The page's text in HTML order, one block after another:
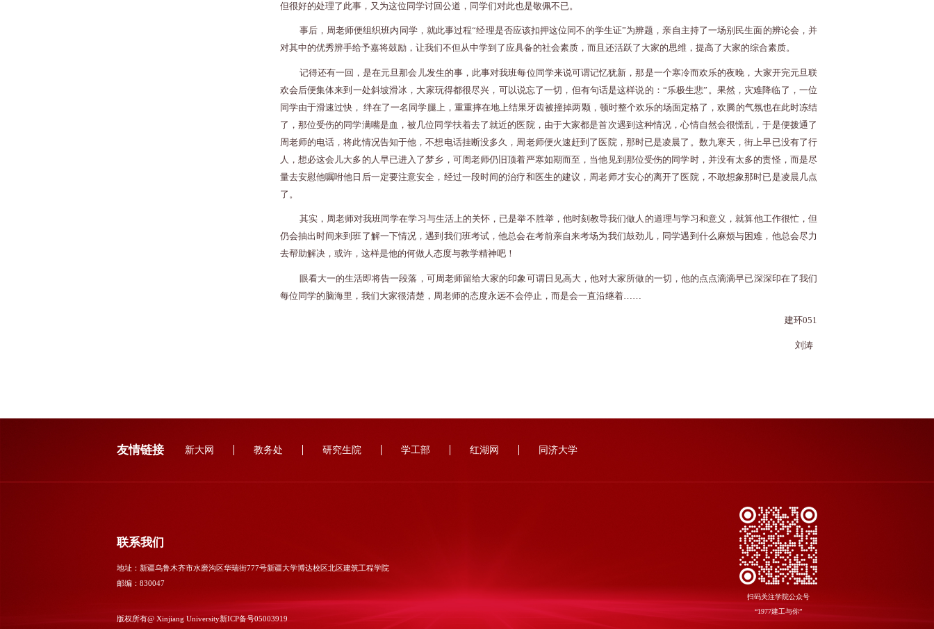
但很好的处理了此事，又为这位同学讨回公道，同学们对此也是敬佩不已。
事后，周老师便组织班内同学，就此事过程“经理是否应该扣押这位同不的学生证”为辨题，亲自主持了一场别民生面的辨论会，并
对其中的优秀辨手给予嘉将鼓励，让我们不但从中学到了应具备的社会素质，而且还活跃了大家的思维，提高了大家的综合素质。
记得还有一回，是在元旦那会儿发生的事，此事对我班每位同学来说可谓记忆犹新，那是一个寒冷而欢乐的夜晚，大家开完元旦联
欢会后便集体来到一处斜坡滑冰，大家玩得都很尽兴，可以说忘了一切，但有句话是这样说的：“乐极生悲”。果然，灾难降临了，一位
同学由于滑速过快， 绊在了一名同学腿上，重重摔在地上结果牙齿被撞掉两颗，顿时整个欢乐的场面定格了，欢腾的气氛也在此时冻结
了，那位受伤的同学满嘴是血，被几位同学扶着去了就近的医院，由于大家都是首次遇到这种情况，心情自然会很慌乱，于是便拨通了
周老师的电话，将此情况告知于他，不想电话挂断没多久，周老师便火速赶到了医院，那时已是凌晨了。数九寒天，街上早已没有了行
人，想必这会儿大多的人早已进入了梦乡，可周老师仍旧顶着严寒如期而至，当他见到那位受伤的同学时，并没有太多的责怪，而是尽
量去安慰他嘱咐他日后一定要注意安全，经过一段时间的治疗和医生的建议，周老师才安心的离开了医院，不敢想象那时已是凌晨几点
了。
其实，周老师对我班同学在学习与生活上的关怀，已是举不胜举，他时刻教导我们做人的道理与学习和意义，就算他工作很忙，但
仍会抽出时间来到班了解一下情况，遇到我们班考试，他总会在考前亲自来考场为我们鼓劲儿，同学遇到什么麻烦与困难，他总会尽力
去帮助解决，或许，这样是他的何做人态度与教学精神吧！
眼看大一的生活即将告一段落，可周老师留给大家的印象可谓日见高大，他对大家所做的一切，他的点点滴滴早已深深印在了我们
每位同学的脑海里，我们大家很清楚，周老师的态度永远不会停止，而是会一直沿继着……
建环051
刘涛
友情链接 新大网 教务处 研究生院 学工部 红湖网 同济大学
联系我们
地址：新疆乌鲁木齐市水磨沟区华瑞街777号新疆大学博达校区北区建筑工程学院
邮编：830047
扫码关注学院公众号
“1977建工与你”
版权所有@ Xinjiang University新ICP备号05003919